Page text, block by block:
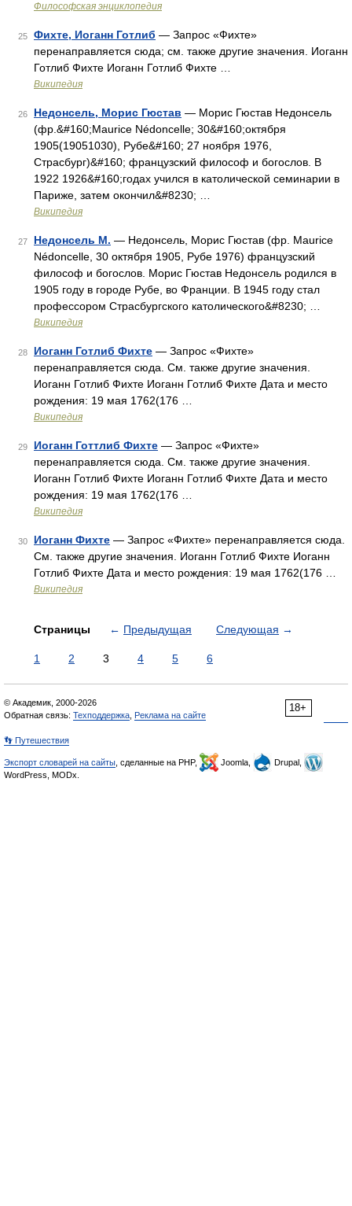
Философская энциклопедия
25 Фихте, Иоганн Готлиб — Запрос «Фихте»
перенаправляется сюда; см. также другие значения. Иоганн
Готлиб Фихте Иоганн Готлиб Фихте …
Википедия
26 Недонсель, Морис Гюстав — Морис Гюстав Недонсель
(фр.&#160;Maurice Nédoncelle; 30&#160;октября
1905(19051030), Рубе&#160; 27 ноября 1976,
Страсбург)&#160; французский философ и богослов. В
1922 1926&#160;годах учился в католической семинарии в
Париже, затем окончил&#8230; …
Википедия
27 Недонсель М. — Недонсель, Морис Гюстав (фр. Maurice
Nédoncelle, 30 октября 1905, Рубе 1976) французский
философ и богослов. Морис Гюстав Недонсель родился в
1905 году в городе Рубе, во Франции. В 1945 году стал
профессором Страсбургского католического&#8230; …
Википедия
28 Иоганн Готлиб Фихте — Запрос «Фихте»
перенаправляется сюда. Cм. также другие значения.
Иоганн Готлиб Фихте Иоганн Готлиб Фихте Дата и место
рождения: 19 мая 1762(176 …
Википедия
29 Иоганн Готтлиб Фихте — Запрос «Фихте»
перенаправляется сюда. Cм. также другие значения.
Иоганн Готлиб Фихте Иоганн Готлиб Фихте Дата и место
рождения: 19 мая 1762(176 …
Википедия
30 Иоганн Фихте — Запрос «Фихте» перенаправляется сюда.
Cм. также другие значения. Иоганн Готлиб Фихте Иоганн
Готлиб Фихте Дата и место рождения: 19 мая 1762(176 …
Википедия
Страницы ← Предыдущая Следующая →
1 2 3 4 5 6
18+
© Академик, 2000-2026
Обратная связь: Техподдержка Реклама на сайте
👣 Путешествия
Экспорт словарей на сайты , сделанные на PHP, Joomla,
Drupal,
WordPress, MODx.